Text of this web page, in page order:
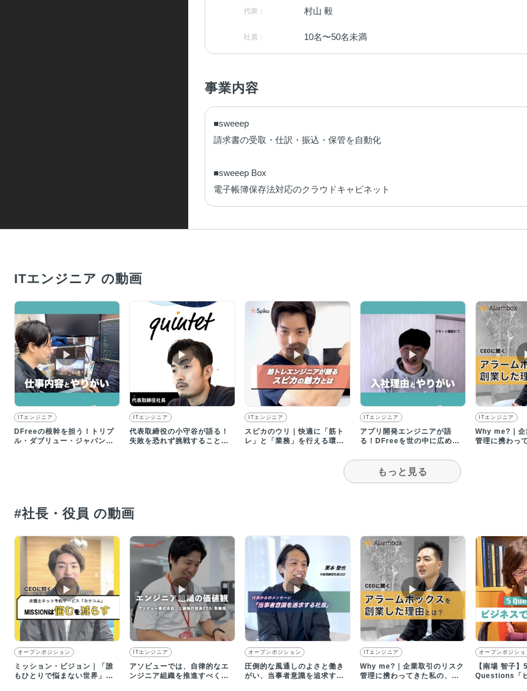
代表： 村山 毅
社員： 10名〜50名未満
事業内容
■sweeep
請求書の受取・仕訳・振込・保管を自動化
■sweeep Box
電子帳簿保存法対応のクラウドキャビネット
ITエンジニア の動画
▶︎
ITエンジニア
DFreeの根幹を担う！トリプ
ル・ダブリュー・ジャパンな
▶︎
ITエンジニア
代表取締役の小守谷が語る！
失敗を恐れず挑戦することの
▶︎
ITエンジニア
スピカのウリ｜快適に「筋ト
レ」と「業務」を行える環境
▶︎
ITエンジニア
アプリ開発エンジニアが語
る！DFreeを世の中に広めた
ITエンジニア
Why me?｜企
管理に携わっ
もっと見る
#社長・役員 の動画
▶︎
オープンポジション
ミッション・ビジョン｜「誰
もひとりで悩まない世界」の
▶︎
ITエンジニア
アソビューでは、自律的なエ
ンジニア組織を推進すべく、
▶︎
オープンポジション
圧倒的な風通しのよさと働き
がい、当事者意識を追求する
▶︎
ITエンジニア
Why me?｜企業取引のリスク
管理に携わってきた私の、ア
オープンポジショ
【南場 智子】
Questions「